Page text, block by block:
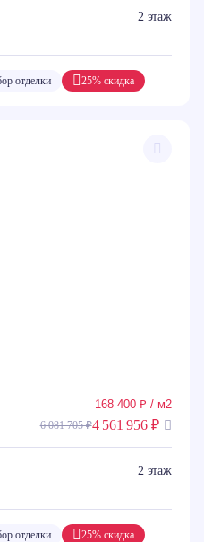
2 этаж
25% скидка
отделки
168 400 ₽ / м2
6 081 705 ₽4 561 956 ₽
2 этаж
25% скидка
отделки